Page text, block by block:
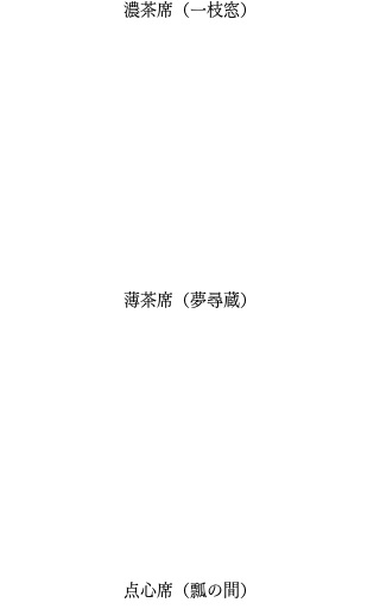
濃茶席（一枝窓）
薄茶席（夢尋蔵）
点心席（瓢の間）